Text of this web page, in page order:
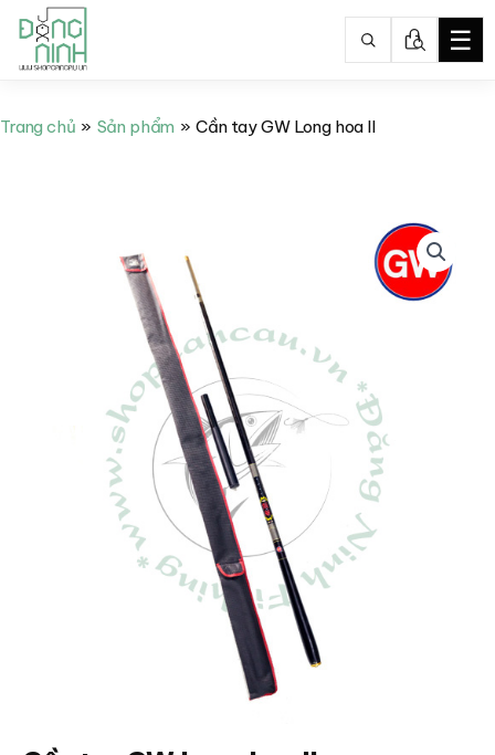
tới
☰
Trang chủ Sản phẩm Cần tay GW Long hoa II